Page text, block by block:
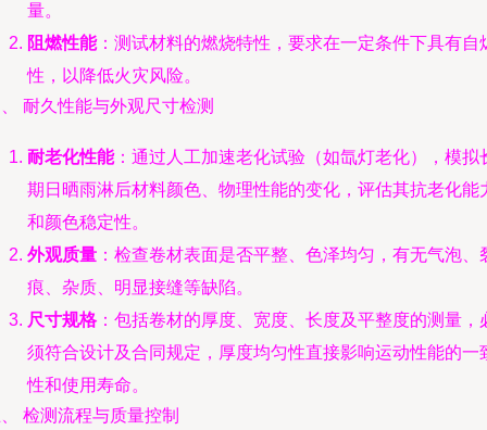
量。
阻燃性能：测试材料的燃烧特性，要求在一定条件下具有自
性，以降低火灾风险。
耐久性能与外观尺寸检测
耐老化性能：通过人工加速老化试验（如氙灯老化），模拟
期日晒雨淋后材料颜色、物理性能的变化，评估其抗老化能
和颜色稳定性。
外观质量 ：检查卷材表面是否平整、色泽均匀，有无气泡、
痕、杂质、明显接缝等缺陷。
尺寸规格：包括卷材的厚度、宽度、长度及平整度的测量，
须符合设计及合同规定，厚度均匀性直接影响运动性能的一
性和使用寿命。
检测流程与质量控制